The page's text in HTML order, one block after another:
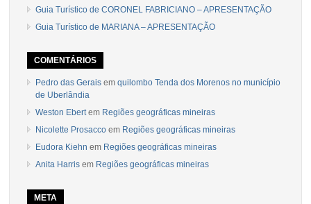
Guia Turístico de CORONEL FABRICIANO – APRESENTAÇÃO
Guia Turístico de MARIANA – APRESENTAÇÃO
COMENTÁRIOS
Pedro das Gerais emquilombo Tenda dos Morenos no município
de Uberlândia
Weston Ebert em Regiões geográficas mineiras
Nicolette Prosacco em Regiões geográficas mineiras
Eudora Kiehn em Regiões geográficas mineiras
Anita Harris em Regiões geográficas mineiras
META